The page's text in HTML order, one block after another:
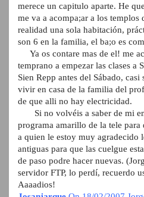
merece un capitulo aparte. He
me va a acompa;ar a los templos
realidad una sola habitación,
son 6 en la familia, el ba;o es
Ya os contare mas de el! me
temprano a empezar las clases a
Sien Repp antes del Sábado,
vivir en casa de la familia del
de que alli no hay electricidad.
Si no volvéis a saber de mi
programa amarillo de la tele
a quien le estoy muy agradecido
antiguas para que las cuelgue
de paso podre hacer nuevas.
servidor FTP, lo perdí, recuerdo
Aaaadios!